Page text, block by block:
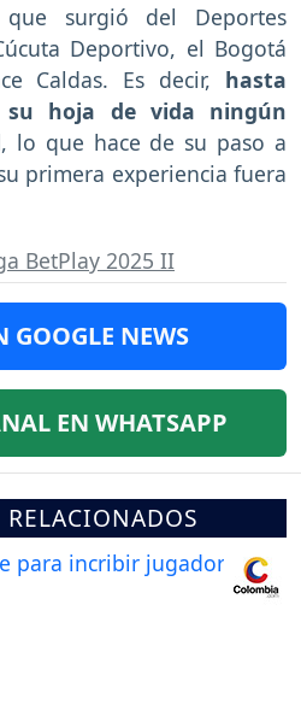
surgió del Deportes
Deportivo, el Bogotá
Caldas. Es decir, hasta
hoja de vida ningún
, lo que hace de su paso a
primera experiencia fuera
BetPlay 2025 II
GOOGLE NEWS
EN WHATSAPP